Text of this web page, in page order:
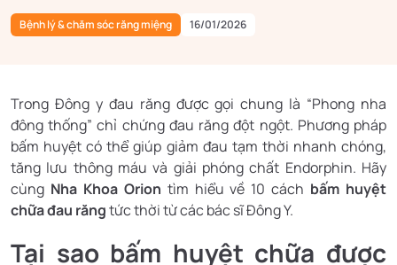
Bệnh lý & chăm sóc răng miệng 16/01/2026
Trong Đông y đau răng được gọi chung là “Phong nha
đông thống” chỉ chứng đau răng đột ngột. Phương pháp
bấm huyệt có thể giúp giảm đau tạm thời nhanh chóng,
tăng lưu thông máu và giải phóng chất Endorphin. Hãy
cùng Nha Khoa Orion tìm hiểu về 10 cách bấm huyệt
chữa đau răngtức thời từ các bác sĩ Đông Y.
Tại sao bấm huyệt chữa được